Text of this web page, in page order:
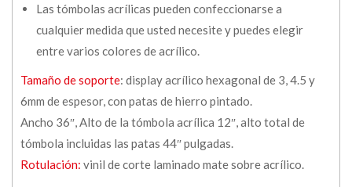
Las tómbolas acrílicas pueden confeccionarse a
cualquier medida que usted necesite y puedes elegir
entre varios colores de acrílico.
Tamaño de soporte: display acrílico hexagonal de 3, 4.5 y
6mm de espesor, con patas de hierro pintado.
Ancho 36″, Alto de la tómbola acrílica 12″, alto total de
tómbola incluidas las patas 44″ pulgadas.
Rotulación: vinil de corte laminado mate sobre acrílico.